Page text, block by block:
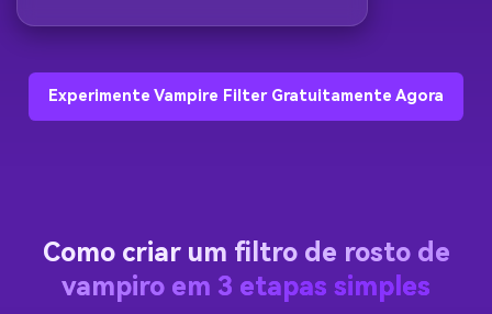
Experimente Vampire Filter Gratuitamente Agora
Como criar um filtro de rosto de
vampiro em 3 etapas simples